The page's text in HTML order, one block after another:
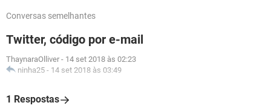
Conversas semelhantes
Twitter, código por e-mail
ThaynaraOlliver - 14 set 2018 às 02:23
ninha25 - 14 set 2018 às 03:49
1 Respostas